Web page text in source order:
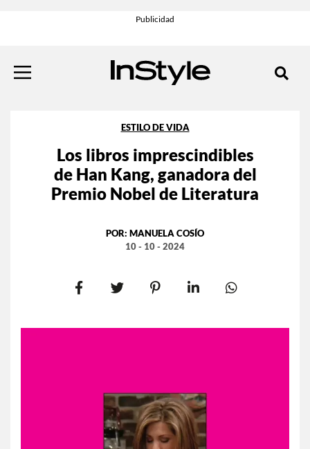
ESTILO DE VIDA
Los libros imprescindibles
de Han Kang, ganadora del
Premio Nobel de Literatura
POR: MANUELA COSÍO
10 - 10 - 2024